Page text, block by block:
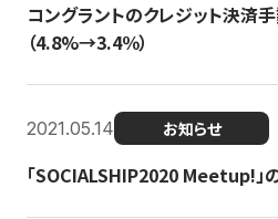
コングラントのクレジット決済
（4.8%→3.4％）
2021.05.14 お知らせ
「SOCIALSHIP2020 Meetup!」